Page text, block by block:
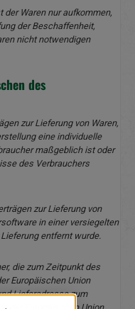
Waren nur aufkommen,
der Beschaffenheit,
nicht notwendigen
des
zur Lieferung von Waren,
eine individuelle
maßgeblich ist oder
des Verbrauchers
zur Lieferung von
in einer versiegelten
entfernt wurde.
die zum Zeitpunkt des
Europäischen Union
Lieferadresse zum